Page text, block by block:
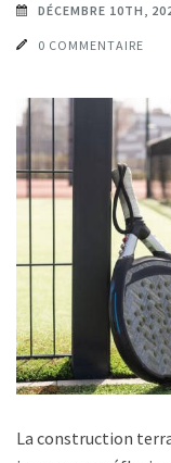
DÉCEMBRE 10TH,
0 COMMENTAIRE
La construction